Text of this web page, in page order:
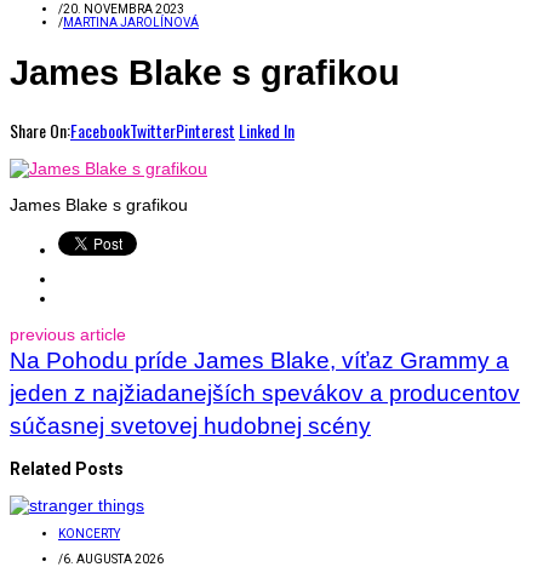
/20. NOVEMBRA 2023
/MARTINA JAROLÍNOVÁ
James Blake s grafikou
Share On:FacebookTwitterPinterest Linked In
James Blake s grafikou
previous article
Na Pohodu príde James Blake, víťaz Grammy a
jeden z najžiadanejších spevákov a producentov
súčasnej svetovej hudobnej scény
Related Posts
KONCERTY
/6. AUGUSTA 2026